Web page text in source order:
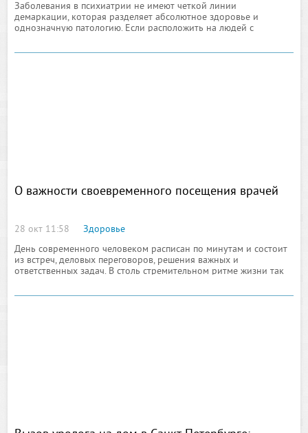
Заболевания в психиатрии не имеют четкой линии
демаркации, которая разделяет абсолютное здоровье и
однозначную патологию. Если расположить на людей с
плавная градация от человека, которого внешне почти
О важности своевременного посещения врачей
28 окт 11:58
Здоровье
День современного человеком расписан по минутам и состоит
из встреч, деловых переговоров, решения важных и
ответственных задач. В столь стремительном ритме жизни так
это необходимо: регулярные визиты к врачу в целях